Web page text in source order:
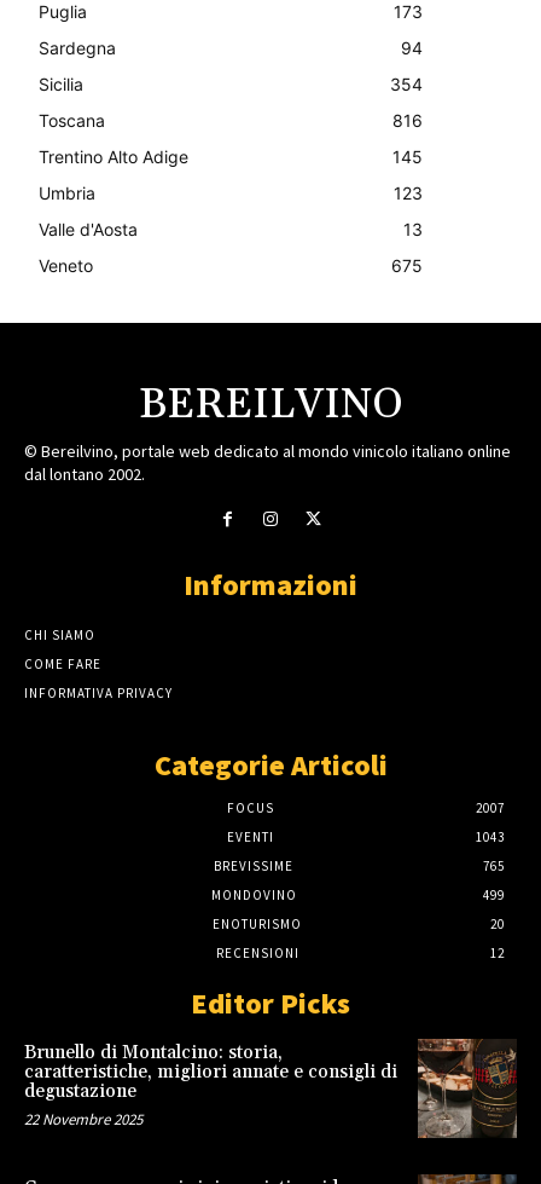
Puglia
173
Sardegna
94
Sicilia
354
Toscana
816
Trentino Alto Adige
145
Umbria
123
Valle d'Aosta
13
Veneto
675
BEREILVINO
© Bereilvino, portale web dedicato al mondo vinicolo italiano online
dal lontano 2002.
Informazioni
CHI SIAMO
COME FARE
INFORMATIVA PRIVACY
Categorie Articoli
FOCUS
2007
EVENTI
1043
BREVISSIME
765
MONDOVINO
499
ENOTURISMO
20
RECENSIONI
12
Editor Picks
Brunello di Montalcino: storia,
caratteristiche, migliori annate e consigli di
degustazione
22 Novembre 2025